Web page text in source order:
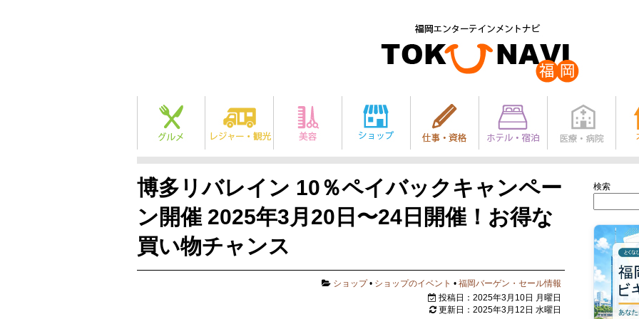
博多リバレイン 10％ペイバックキャンペー
ン開催 2025年3月20日〜24日開催！お得な
買い物チャンス
ショップ• ショップのイベント • 福岡バーゲン・セール情報
投稿日：2025年3月10日 月曜日
更新日：2025年3月12日 水曜日
検索